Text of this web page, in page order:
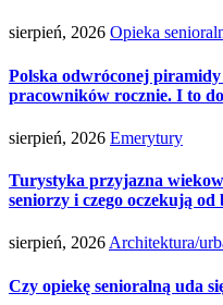
sierpień, 2026 Opieka
Polska odwróconej
pracowników rocznie. I to
sierpień, 2026 Emerytury
Turystyka przyjazna
seniorzy i czego oczekują od
sierpień, 2026Architektura/
Czy opiekę senioralną uda